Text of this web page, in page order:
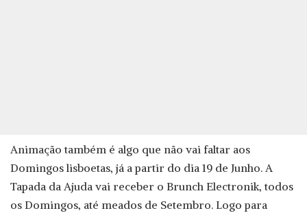
Animação também é algo que não vai faltar aos
Domingos lisboetas, já a partir do dia 19 de Junho. A
Tapada da Ajuda vai receber o Brunch Electronik, todos
os Domingos, até meados de Setembro. Logo para